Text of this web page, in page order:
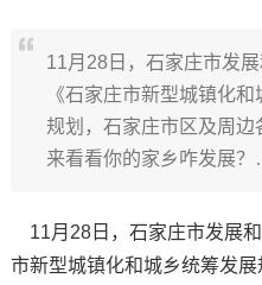
11月28日，石家庄市发
《石家庄市新型城镇化
规划，石家庄市区及周
来看看你的家乡咋发展
11月28日，石家庄市发展
市新型城镇化和城乡统筹发